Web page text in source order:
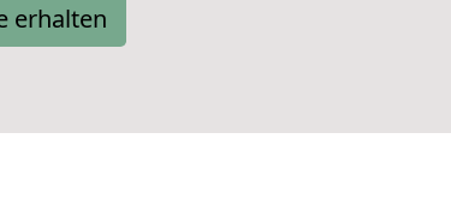
erhalten